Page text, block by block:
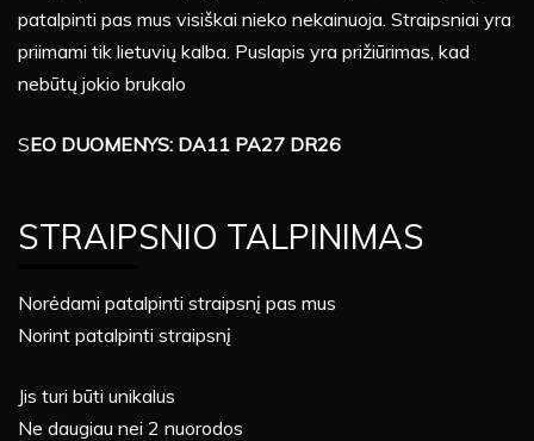
patalpinti pas mus visiškai nieko nekainuoja. Straipsniai yra
priimami tik lietuvių kalba. Puslapis yra prižiūrimas, kad
nebūtų jokio brukalo
SEO DUOMENYS: DA11 PA27 DR26
STRAIPSNIO TALPINIMAS
Norėdami patalpinti straipsnį pas mus
Norint patalpinti straipsnį
Jis turi būti unikalus
Ne daugiau nei 2 nuorodos